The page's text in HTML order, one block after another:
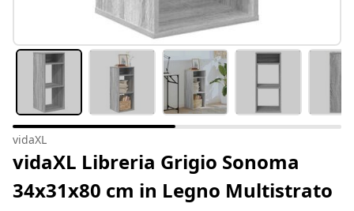
vidaXL
vidaXL Libreria Grigio Sonoma
34x31x80 cm in Legno Multistrato